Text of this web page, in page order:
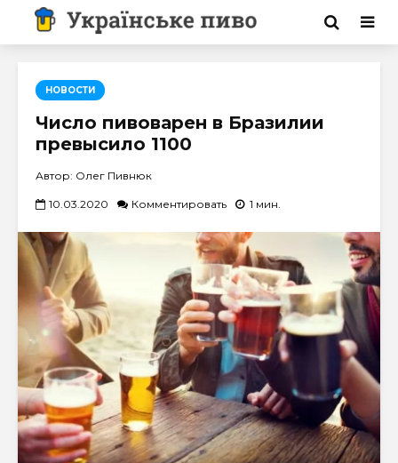
НОВОСТИ
Число пивоварен в Бразилии
превысило 1100
Автор: Олег Пивнюк
10.03.2020 Комментировать 1 мин.